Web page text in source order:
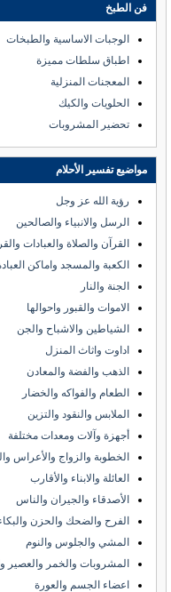
فن الطبخ
الوجبات الاساسية والطبخات
اطباق سلطات مميزة
المعجنات المنزلية
الحلويات والكيك
تحضير المشروبات
مواضيع تفسير الأحلام
رؤية الله عز وجل
الرسل والانبياء والصالحين
القرآن والصلاة والعبادات
الكعبة والمسجد واماكن
الجنة والنار
الاموات والقبور واحوالها
الشياطين والاشباح والجن
اداوت واثاث المنزل
الذهب والفضة والمعادن
الطعام والفواكه والخضار
الملابس والنقود والتزين
أجهزة وآلات ومعدات مختلفة
الخطوبة والزواج والأعراس
العائلة والابناء والأقارب
الأصدقاء والجيران والناس
الفرح والضحك والحزن
المشي والجلوس والنوم
المشروبات والخمر والعصير
اعضاء الجسم والعورة